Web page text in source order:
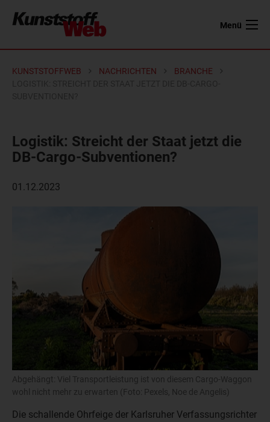
Menü
KUNSTSTOFFWEB NACHRICHTEN
BRANCHE
Logistik: Streicht der Staat jetzt die
DB-Cargo-Subventionen?
01.12.2023
Abgehängt: Viel Transportleistung ist von diesem Cargo-Waggon
wohl nicht mehr zu erwarten (Foto: Pexels, Noe de Angelis)
Die schallende Ohrfeige der Karlsruher Verfassungsrichter